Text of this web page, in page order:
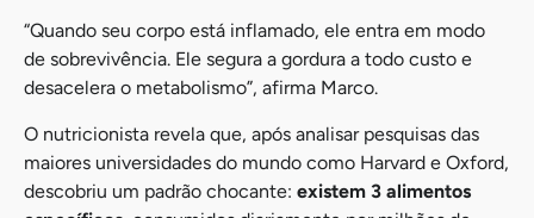
“Quando seu corpo está inflamado, ele entra em modo
de sobrevivência. Ele segura a gordura a todo custo e
desacelera o metabolismo”, afirma Marco.
O nutricionista revela que, após analisar pesquisas das
maiores universidades do mundo como Harvard e Oxford,
descobriu um padrão chocante: existem 3 alimentos